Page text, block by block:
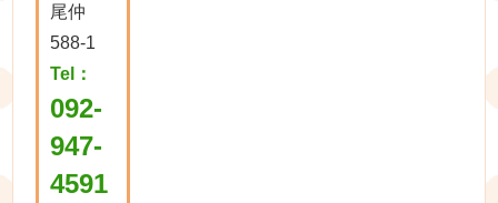
尾仲
588-1
Tel：
092-
947-
4591